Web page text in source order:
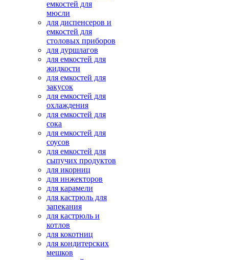
емкостей для
мюсли
для диспенсеров и
емкостей для
столовых приборов
для дуршлагов
для емкостей для
жидкости
для емкостей для
закусок
для емкостей для
охлаждения
для емкостей для
сока
для емкостей для
соусов
для емкостей для
сыпучих продуктов
для икорниц
для инжекторов
для карамели
для кастрюль для
запекания
для кастрюль и
котлов
для кокотниц
для кондитерских
мешков